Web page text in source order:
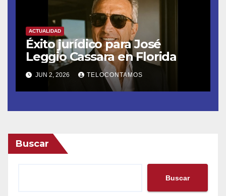
ACTUALIDAD
Éxito jurídico para José
Leggio Cassara en Florida
JUN 2, 2026 TELOCONTAMOS
Buscar
Buscar